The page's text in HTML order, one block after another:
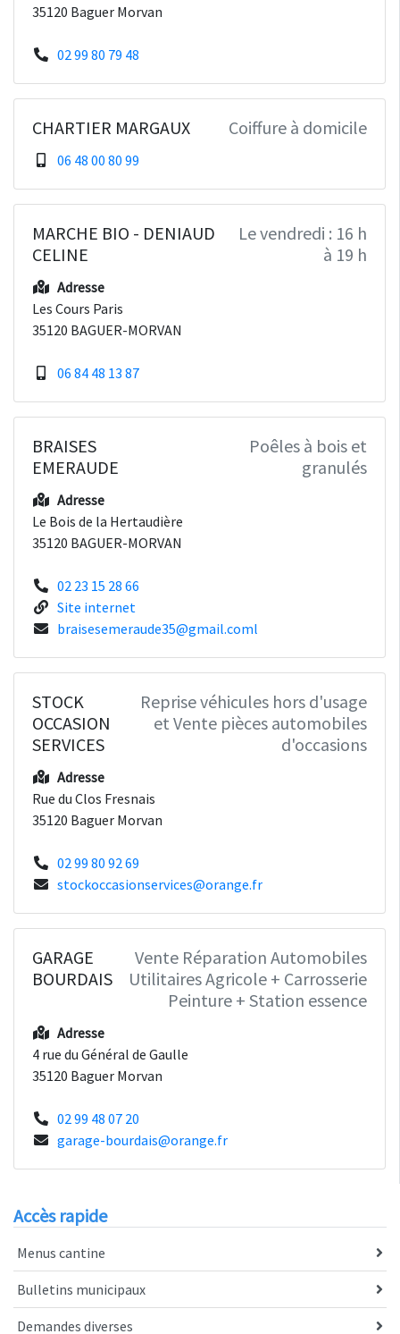
35120 Baguer Morvan
02 99 80 79 48
CHARTIER MARGAUX Coiffure à domicile
06 48 00 80 99
MARCHE BIO - DENIAUD
CELINE
Le vendredi : 16 h
à 19 h
Adresse
Les Cours Paris
35120 BAGUER-MORVAN
06 84 48 13 87
BRAISES
EMERAUDE
Poêles à bois et
granulés
Adresse
Le Bois de la Hertaudière
35120 BAGUER-MORVAN
02 23 15 28 66
Site internet
braisesemeraude35@gmail.coml
STOCK
OCCASION
SERVICES
Reprise véhicules hors d'usage
et Vente pièces automobiles
d'occasions
Adresse
Rue du Clos Fresnais
35120 Baguer Morvan
02 99 80 92 69
stockoccasionservices@orange.fr
GARAGE
BOURDAIS
Vente Réparation Automobiles
Utilitaires Agricole + Carrosserie
Peinture + Station essence
Adresse
4 rue du Général de Gaulle
35120 Baguer Morvan
02 99 48 07 20
garage-bourdais@orange.fr
Accès rapide
Menus cantine
Bulletins municipaux
Demandes diverses